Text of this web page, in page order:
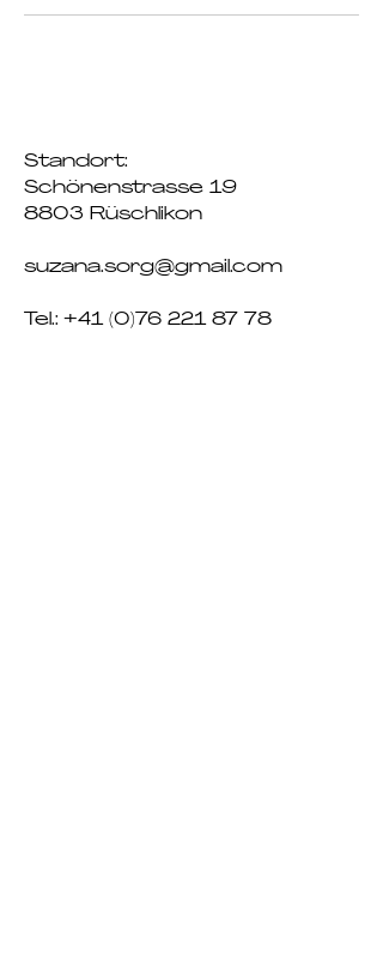
Standort:
Schönenstrasse 19
8803 Rüschlikon
suzana.sorg@gmail.com
Tel.: +41 (0)76 221 87 78